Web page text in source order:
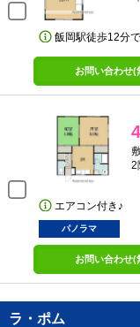
飯岡駅徒歩12分
お問い合わせ(
4
2
エアコン付き♪
パノラマ
お問い合わせ(
ラ・ポム